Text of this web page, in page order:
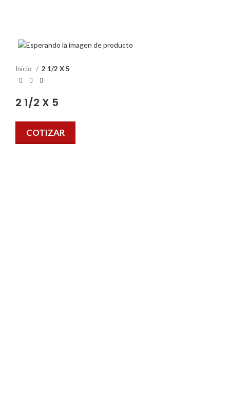
Inicio 2 1/2 X 5
2 1/2 X 5
COTIZAR